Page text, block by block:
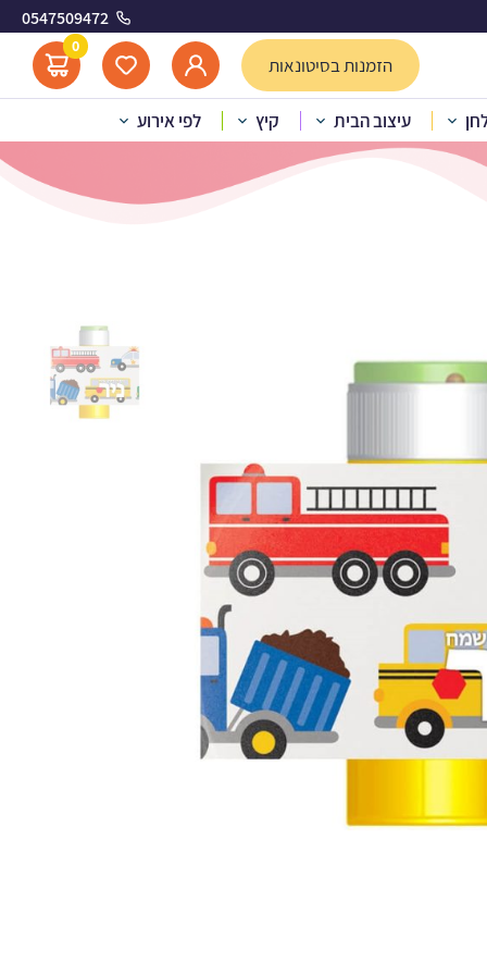
0547509472
הזמנות בסיטונאות
0
עיצוב הבית קיץ לפי אירוע סבון – כלי תחבורה